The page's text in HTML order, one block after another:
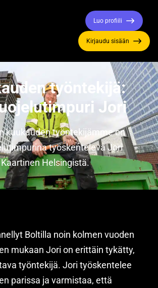
Luo profiili
Kirjaudu sisään
työntekijä:
Jori
kuukauden työntekijämme on
työskentelevä Jori
Kaartinen Helsingistä.
Boltilla noin kolmen vuoden
mukaan Jori on erittäin tykätty,
työntekijä. Jori työskentelee
parissa ja varmistaa, että